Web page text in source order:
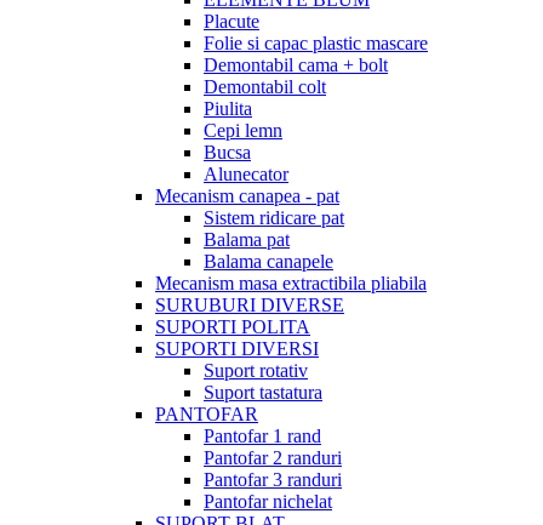
Placute
Folie si capac plastic mascare
Demontabil cama + bolt
Demontabil colt
Piulita
Cepi lemn
Bucsa
Alunecator
Mecanism canapea - pat
Sistem ridicare pat
Balama pat
Balama canapele
Mecanism masa extractibila pliabila
SURUBURI DIVERSE
SUPORTI POLITA
SUPORTI DIVERSI
Suport rotativ
Suport tastatura
PANTOFAR
Pantofar 1 rand
Pantofar 2 randuri
Pantofar 3 randuri
Pantofar nichelat